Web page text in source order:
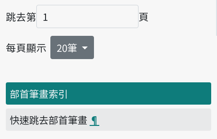
跳去第
頁碼
頁
每頁顯示 20筆
部首筆畫索引
快速跳去部首筆畫 ¶